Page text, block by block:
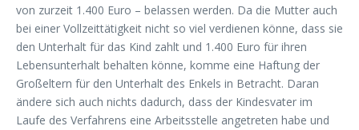
von zurzeit 1.400 Euro – belassen werden. Da die Mutter auch
bei einer Vollzeittätigkeit nicht so viel verdienen könne, dass sie
den Unterhalt für das Kind zahlt und 1.400 Euro für ihren
Lebensunterhalt behalten könne, komme eine Haftung der
Großeltern für den Unterhalt des Enkels in Betracht. Daran
ändere sich auch nichts dadurch, dass der Kindesvater im
Laufe des Verfahrens eine Arbeitsstelle angetreten habe und